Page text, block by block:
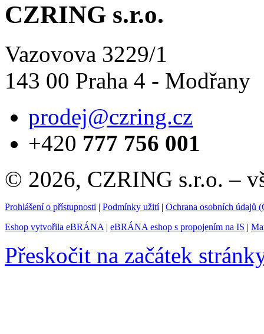
CZRING s.r.o.
Vazovova 3229/1
143 00 Praha 4 - Modřany
prodej@czring.cz
+420 777 756 001
© 2026, CZRING s.r.o. –
Prohlášení o přístupnosti | Podmínky užití| Ochrana osobních údajů
Eshop vytvořila eBRÁNA | eBRÁNA eshop s propojením na IS |
Přeskočit na začátek